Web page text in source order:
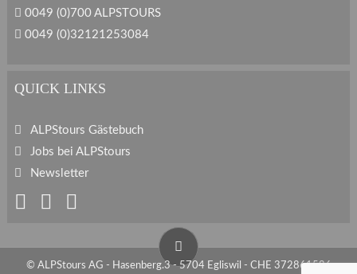
0049 (0)700 ALPSTOURS
0049 (0)32121253084
QUICK LINKS
ALPStours Gästebuch
Jobs bei ALPStours
Newsletter
© ALPStours AG - Hasenberg.3 - 5704 Egliswil - CHE 372861586